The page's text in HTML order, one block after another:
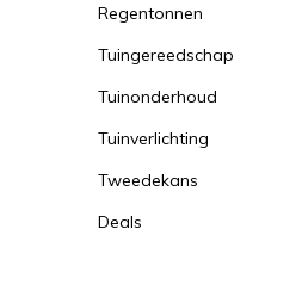
Regentonnen
Tuingereedschap
Tuinonderhoud
Tuinverlichting
Tweedekans
Deals